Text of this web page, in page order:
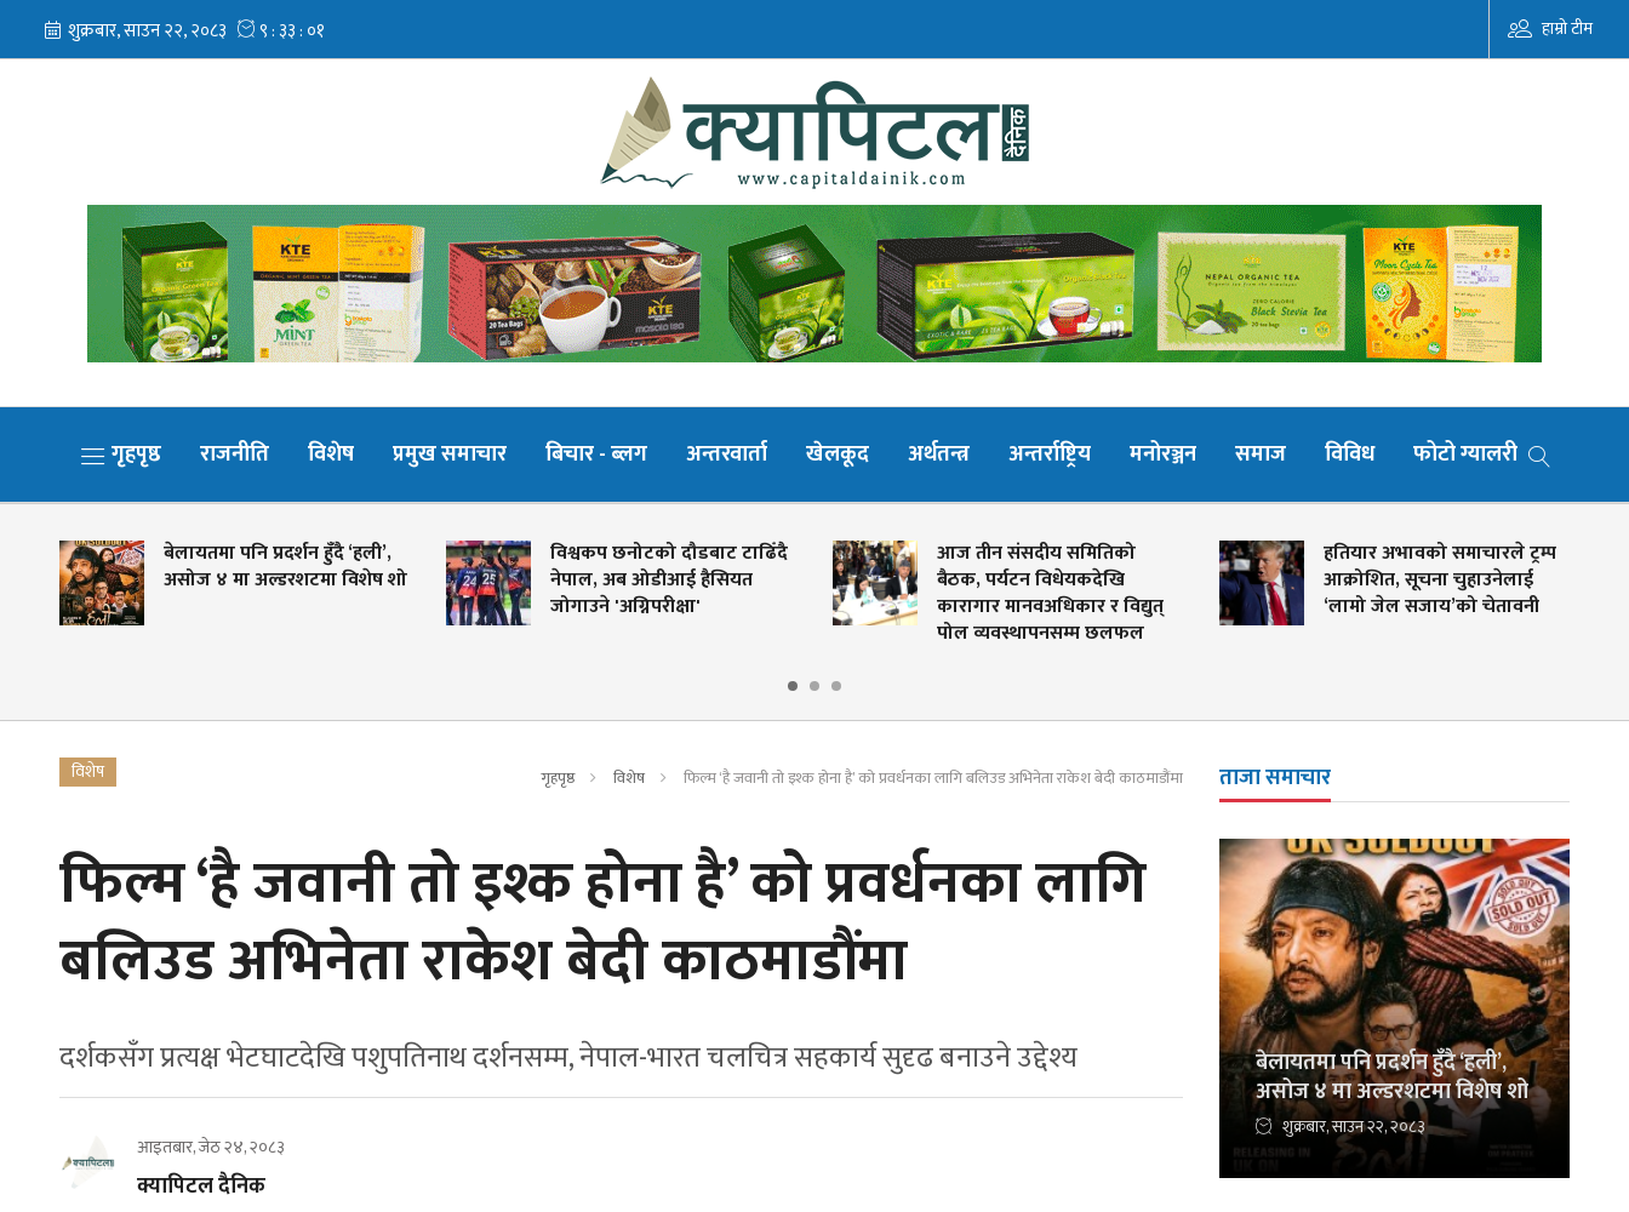
हाम्रो टीम
गृहपृष्ठ राजनीति विशेष प्रमुख समाचार बिचार - ब्लग अन्तरवार्ता खेलकूद अर्थतन्त्र अन्तर्राष्ट्रिय मनोरञ्जन समाज विविध फोटो ग्यालरी
बेलायतमा पनि प्रदर्शन हुँदै ‘हली’,
असोज ४ मा अल्डरशटमा विशेष शो
विश्वकप छनोटको दौडबाट टाढिँदै
नेपाल, अब ओडीआई हैसियत
जोगाउने 'अग्निपरीक्षा'
आज तीन संसदीय समितिको
बैठक, पर्यटन विधेयकदेखि
कारागार मानवअधिकार र विद्युत्
पोल व्यवस्थापनसम्म छलफल
हतियार अभावको समाचारले ट्रम्प
आक्रोशित, सूचना चुहाउनेलाई
‘लामो जेल सजाय’को चेतावनी
विशेष गृहपृष्ठ विशेष फिल्म ‘है जवानी तो इश्क होना है’ को प्रवर्धनका लागि बलिउड अभिनेता राकेश बेदी काठमाडौंमा
फिल्म ‘है जवानी तो इश्क होना है’ को प्रवर्धनका लागि
बलिउड अभिनेता राकेश बेदी काठमाडौंमा
दर्शकसँग प्रत्यक्ष भेटघाटदेखि पशुपतिनाथ दर्शनसम्म, नेपाल-भारत चलचित्र सहकार्य सुदृढ बनाउने उद्देश्य
आइतबार, जेठ २४, २०८३
क्यापिटल दैनिक
ताजा समाचार
बेलायतमा पनि प्रदर्शन हुँदै ‘हली’,
असोज ४ मा अल्डरशटमा विशेष शो
शुक्रबार, साउन २२, २०८३